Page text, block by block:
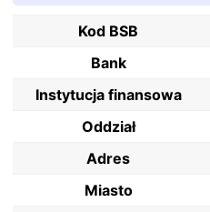
Kod BSB
Bank
Instytucja finansowa
Oddział
Adres
Miasto